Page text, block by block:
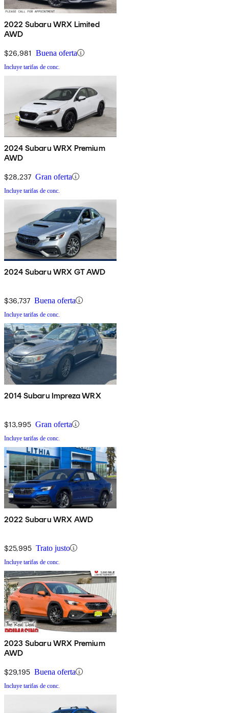
2022 Subaru WRX Limited
AWD
$26,981 Buena oferta
Incluye tarifas de conc.
2024 Subaru WRX Premium
AWD
$28,237 Gran oferta
Incluye tarifas de conc.
2024 Subaru WRX GT AWD
$36,737 Buena oferta
Incluye tarifas de conc.
2014 Subaru Impreza WRX
$13,995 Gran oferta
Incluye tarifas de conc.
2022 Subaru WRX AWD
$25,995 Trato justo
Incluye tarifas de conc.
2023 Subaru WRX Premium
AWD
$29,195 Buena oferta
Incluye tarifas de conc.